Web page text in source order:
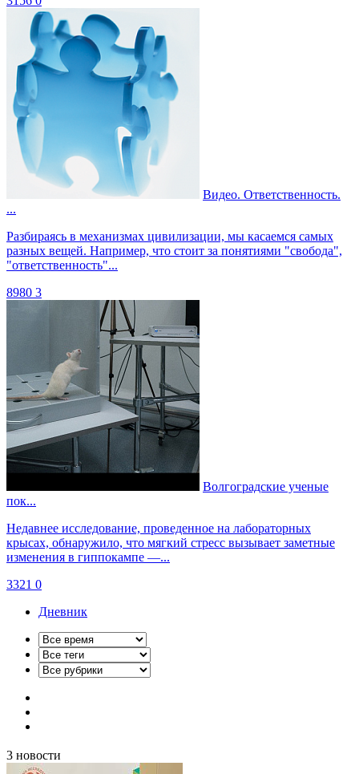
Видео. Ответственность.
...
Разбираясь в механизмах цивилизации, мы касаемся самых
разных вещей. Например, что стоит за понятиями "свобода",
"ответственность"...
8980 3
Волгоградские ученые
пок...
Недавнее исследование, проведенное на лабораторных
крысах, обнаружило, что мягкий стресс вызывает заметные
изменения в гиппокампе —...
3321 0
Дневник
3 новости